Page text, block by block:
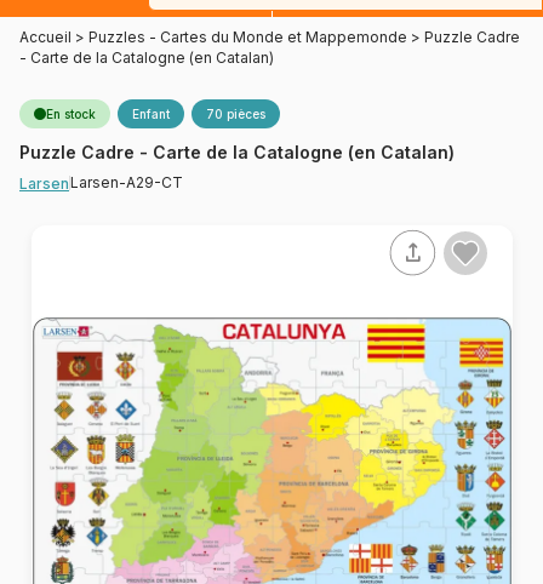
Accueil > Puzzles - Cartes du Monde et Mappemonde > Puzzle Cadre
- Carte de la Catalogne (en Catalan)
En stock Enfant 70 pièces
Puzzle Cadre - Carte de la Catalogne (en Catalan)
LarsenLarsen-A29-CT